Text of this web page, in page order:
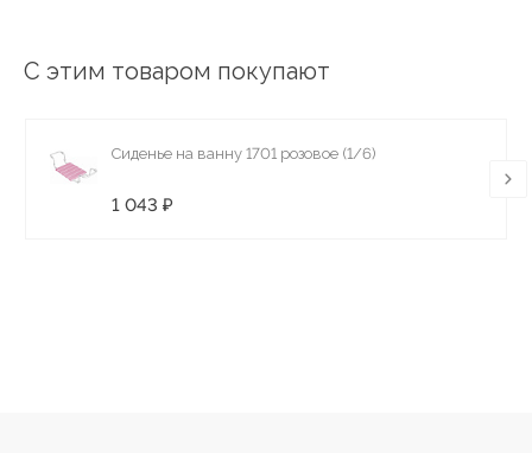
С этим товаром покупают
Сиденье на ванну 1701 розовое (1/6)
1 043 ₽